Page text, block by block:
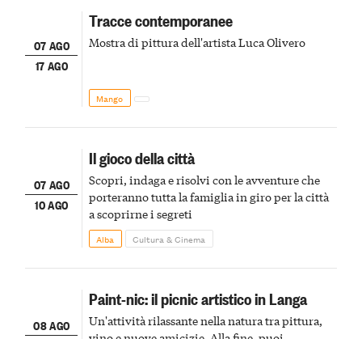
07 AGO
17 AGO
Tracce contemporanee
Mostra di pittura dell'artista Luca Olivero
Mango
07 AGO
10 AGO
Il gioco della città
Scopri, indaga e risolvi con le avventure che
porteranno tutta la famiglia in giro per la città
a scoprirne i segreti
Alba Cultura & Cinema
08 AGO
Paint-nic: il picnic artistico in Langa
Un'attività rilassante nella natura tra pittura,